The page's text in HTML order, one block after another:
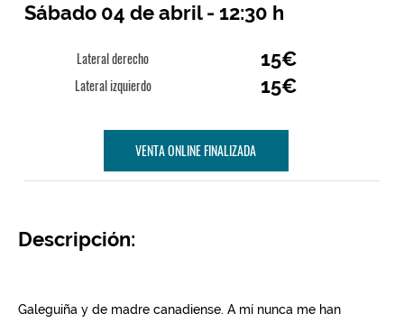
Sábado 04 de abril - 12:30 h
Lateral derecho 15€
Lateral izquierdo 15€
VENTA ONLINE FINALIZADA
Descripción: